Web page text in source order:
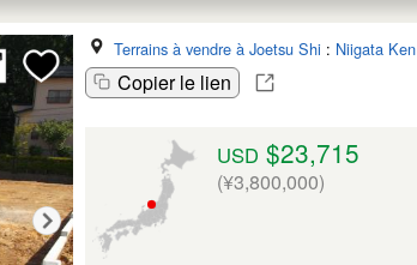
Terrains à vendre à Joetsu Shi : Niigata Ken
Copier le lien
USD $23,715
(¥3,800,000)